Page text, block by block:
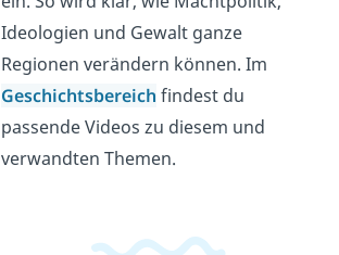
Ideologien und Gewalt ganze
Regionen verändern können. Im
Geschichtsbereich findest du
passende Videos zu diesem und
verwandten Themen.